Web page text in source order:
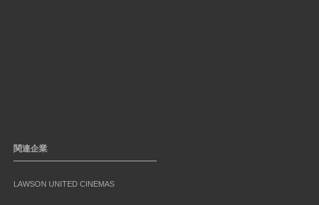
関連企業
LAWSON UNITED CINEMAS